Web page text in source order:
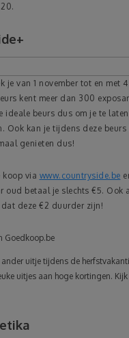
je van 1 november tot en met
kent meer dan 300
ideale beurs dus om je te
Ook kan je tijdens deze
genieten dus!
koop via www.countryside.be
oud betaal je slechts €5.
dat deze €2 duurder zijn!
Goedkoop.be
ander uitje tijdens de
uitjes aan hoge kortingen.